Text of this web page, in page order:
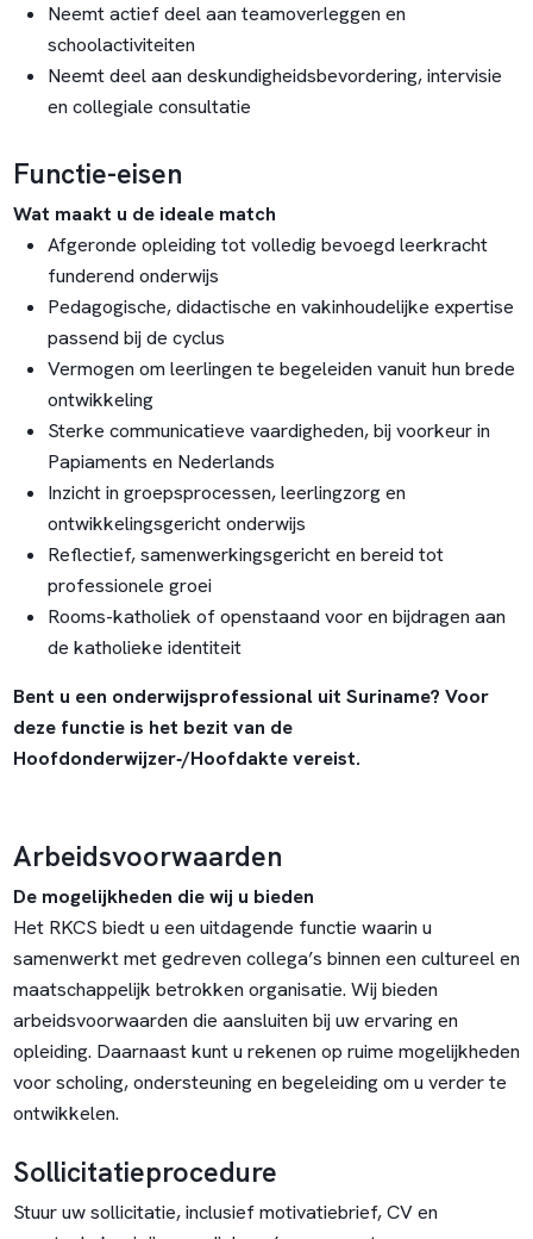
Neemt actief deel aan teamoverleggen en
schoolactiviteiten
Neemt deel aan deskundigheidsbevordering, intervisie
en collegiale consultatie
Functie-eisen
Wat maakt u de ideale match
Afgeronde opleiding tot volledig bevoegd leerkracht
funderend onderwijs
Pedagogische, didactische en vakinhoudelijke expertise
passend bij de cyclus
Vermogen om leerlingen te begeleiden vanuit hun brede
ontwikkeling
Sterke communicatieve vaardigheden, bij voorkeur in
Papiaments en Nederlands
Inzicht in groepsprocessen, leerlingzorg en
ontwikkelingsgericht onderwijs
Reflectief, samenwerkingsgericht en bereid tot
professionele groei
Rooms-katholiek of openstaand voor en bijdragen aan
de katholieke identiteit
Bent u een onderwijsprofessional uit Suriname? Voor
deze functie is het bezit van de
Hoofdonderwijzer‑/Hoofdakte vereist.
Arbeidsvoorwaarden
De mogelijkheden die wij u bieden
Het RKCS biedt u een uitdagende functie waarin u
samenwerkt met gedreven collega’s binnen een cultureel en
maatschappelijk betrokken organisatie. Wij bieden
arbeidsvoorwaarden die aansluiten bij uw ervaring en
opleiding. Daarnaast kunt u rekenen op ruime mogelijkheden
voor scholing, ondersteuning en begeleiding om u verder te
ontwikkelen.
Sollicitatieprocedure
Stuur uw sollicitatie, inclusief motivatiebrief, CV en